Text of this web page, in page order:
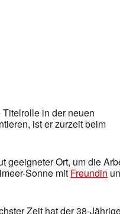
in der neuen
ist er zurzeit beim
geeigneter Ort, um die
Sonne mit Freundin
Zeit hat der 38-